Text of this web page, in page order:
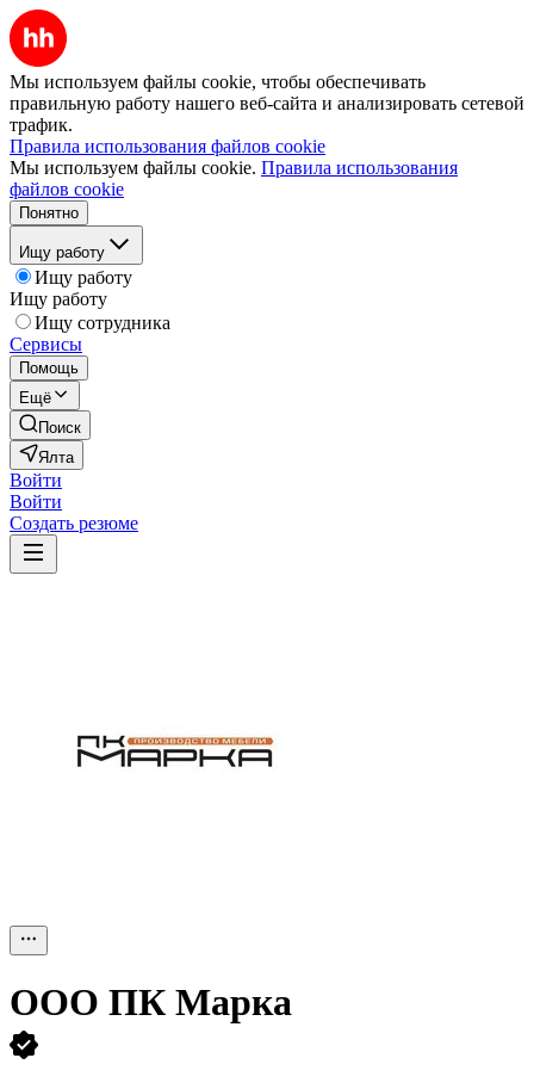
Мы используем файлы cookie, чтобы обеспечивать
правильную работу нашего веб-сайта и анализировать сетевой
трафик.
Правила использования файлов cookie
Мы используем файлы cookie. Правила использования
файлов cookie
Понятно
Ищу работу
Ищу работу
Ищу работу
Ищу сотрудника
Сервисы
Помощь
Ещё
Поиск
Ялта
Войти
Войти
Создать резюме
ООО ПК Марка